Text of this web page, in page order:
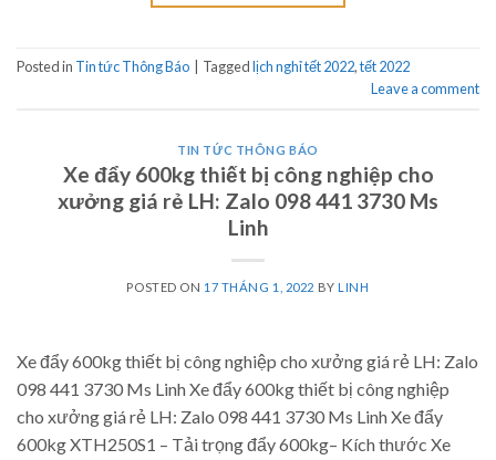
Posted in Tin tức Thông Báo Taggedlịch nghỉ tết 2022,tết 2022
Leave a comment
TIN TỨC THÔNG BÁO
Xe đẩy 600kg thiết bị công nghiệp cho
xưởng giá rẻ LH: Zalo 098 441 3730 Ms
Linh
POSTED ON 17 THÁNG 1, 2022 BYLINH
Xe đẩy 600kg thiết bị công nghiệp cho xưởng giá rẻ LH: Zalo
098 441 3730 Ms Linh Xe đẩy 600kg thiết bị công nghiệp
cho xưởng giá rẻ LH: Zalo 098 441 3730 Ms Linh Xe đẩy
600kg XTH250S1 – Tải trọng đẩy 600kg– Kích thước Xe